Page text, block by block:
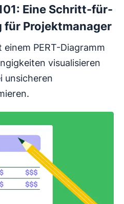
Eine Schritt-für-
Projektmanager
einem PERT-Diagramm
visualisieren
unsicheren